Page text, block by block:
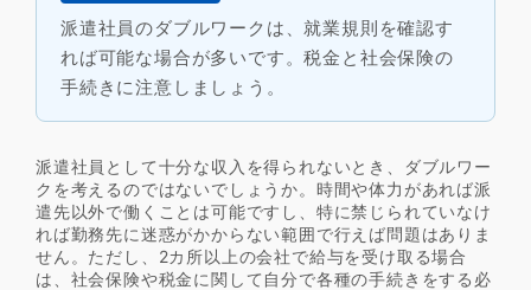
派遣社員のダブルワークは、就業規則を確認す
れば可能な場合が多いです。税金と社会保険の
手続きに注意しましょう。
派遣社員として十分な収入を得られないとき、ダブルワー
クを考えるのではないでしょうか。時間や体力があれば派
遣先以外で働くことは可能ですし、特に禁じられていなけ
れば勤務先に迷惑がかからない範囲で行えば問題はありま
せん。ただし、2カ所以上の会社で給与を受け取る場合
は、社会保険や税金に関して自分で各種の手続きをする必